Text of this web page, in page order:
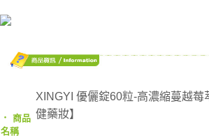
【「AFTEE先享後付」結帳流程】
１．於結帳方式選擇「AFTEE先享後付」後，將跳
２．訂單成立數日內，您將收到繳費通知簡訊。
３．收到繳費通知簡訊後14天內，點擊此簡訊中的
ATM／網路銀行／等多元方式進行付款，方視為交易
※ 請注意：結帳手續完成當下不需立刻繳費，但若
每筆NT$70，滿NT$600(含以上)免運費
每筆NT$70，滿NT$600(含以上)免運費
宅配
‧ 商品
名稱
XINGYI 優儷錠60粒-高濃縮蔓越莓
健藥妝】